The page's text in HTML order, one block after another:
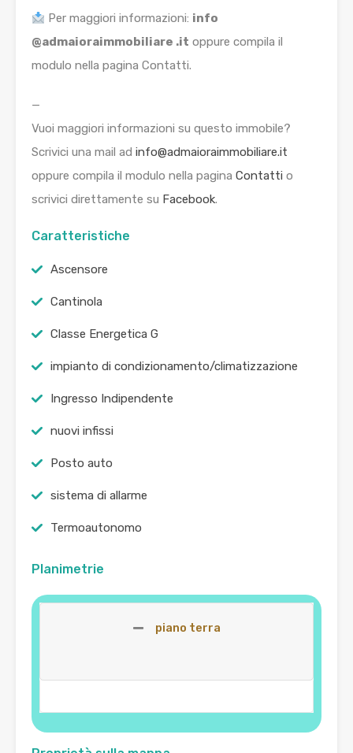
Per maggiori informazioni: info
@admaioraimmobiliare .it oppure compila il
modulo nella pagina Contatti.
—
Vuoi maggiori informazioni su questo immobile?
Scrivici una mail ad info@admaioraimmobiliare.it
oppure compila il modulo nella pagina Contatti o
scrivici direttamente su Facebook.
Caratteristiche
Ascensore
Cantinola
Classe Energetica G
impianto di condizionamento/climatizzazione
Ingresso Indipendente
nuovi infissi
Posto auto
sistema di allarme
Termoautonomo
Planimetrie
piano terra